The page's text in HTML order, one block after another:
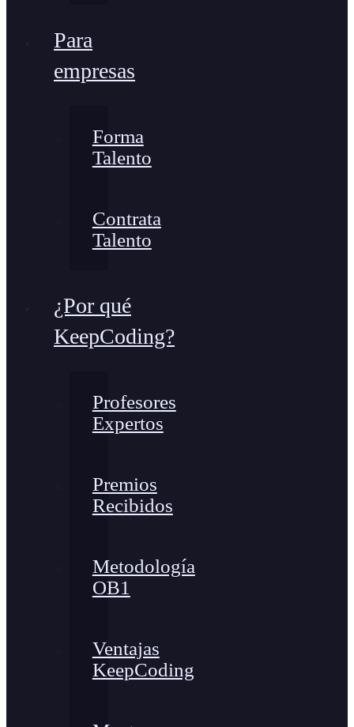
Para
empresas
Forma
Talento
Contrata
Talento
¿Por qué
KeepCoding?
Profesores
Expertos
Premios
Recibidos
Metodología
OB1
Ventajas
KeepCoding